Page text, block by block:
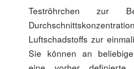
Teströhrchen zur
Luftschadstoffs zur
Sie können an